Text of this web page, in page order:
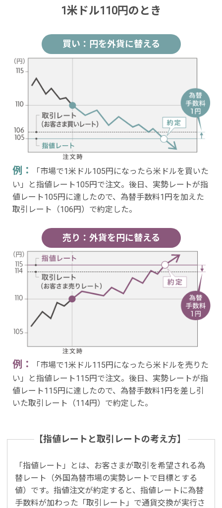
1米ドル110円のとき
買い：円を外貨に替える
例：
「市場で1米ドル105円になったら米ドルを買いた
い」と指値レート105円で注文。後日、実勢レートが指
値レート105円に達したので、為替手数料1円を加えた
取引レート（106円）で約定した。
売り：外貨を円に替える
例：
「市場で1米ドル115円になったら米ドルを売りた
い」と指値レート115円で注文。後日、実勢レートが指
値レート115円に達したので、為替手数料1円を差し引
いた取引レート（114円）で約定した。
【指値レートと取引レートの考え方】
「指値レート」とは、お客さまが取引を希望される為
替レート（外国為替市場の実勢レートで目標とする
値）です。指値注文が約定すると、指値レートに為替
手数料が加わった「取引レート」で通貨交換が実行さ